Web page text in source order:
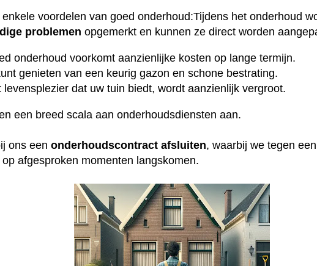
voordelen van goed onderhoud:Tijdens het onderhoud
problemen opgemerkt en kunnen ze direct worden
onderhoud voorkomt aanzienlijke kosten op lange termijn.
genieten van een keurig gazon en schone bestrating.
levensplezier dat uw tuin biedt, wordt aanzienlijk vergroot.
een breed scala aan onderhoudsdiensten aan.
ons eenonderhoudscontract afsluiten, waarbij we tegen
op afgesproken momenten langskomen.